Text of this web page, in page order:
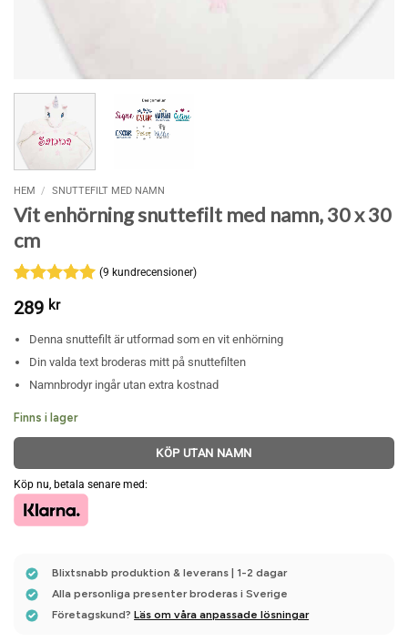
HEM / SNUTTEFILT MED NAMN
Vit enhörning snuttefilt med namn, 30 x 30
cm
Betygsatt
av 5
kundrecensioner
(9 kundrecensioner)
289 kr
Denna snuttefilt är utformad som en vit enhörning
Din valda text broderas mitt på snuttefilten
Namnbrodyr ingår utan extra kostnad
Finns i lager
KÖP UTAN NAMN
Köp nu, betala senare med:
Blixtsnabb produktion & leverans | 1-2 dagar
Alla personliga presenter broderas i Sverige
Företagskund?Läs om våra anpassade lösningar